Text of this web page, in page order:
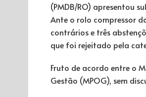
(PMDB/RO) apresentou
Ante o rolo compressor
contrários e três
que foi rejeitado pela
Fruto de acordo entre o
Gestão (MPOG), sem